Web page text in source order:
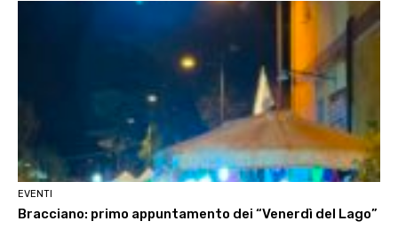
EVENTI
Bracciano: primo appuntamento dei “Venerdì del Lago”